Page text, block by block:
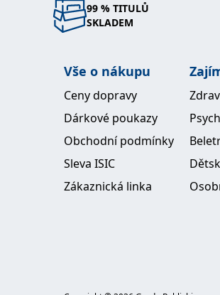
99 % TITULŮ
SKLADEM
Vše o nákupu
Ceny dopravy
Dárkové poukazy
Obchodní podmínky
Sleva ISIC
Zákaznická linka